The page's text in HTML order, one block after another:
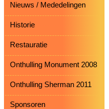
Nieuws / Mededelingen
Historie
Restauratie
Onthulling Monument 2008
Onthulling Sherman 2011
Sponsoren